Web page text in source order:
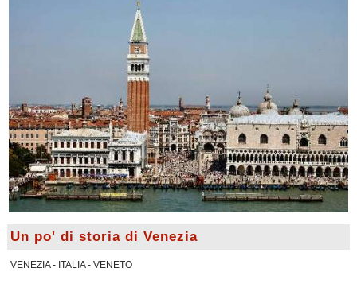
Un po' di storia di Venezia
VENEZIA - ITALIA - VENETO